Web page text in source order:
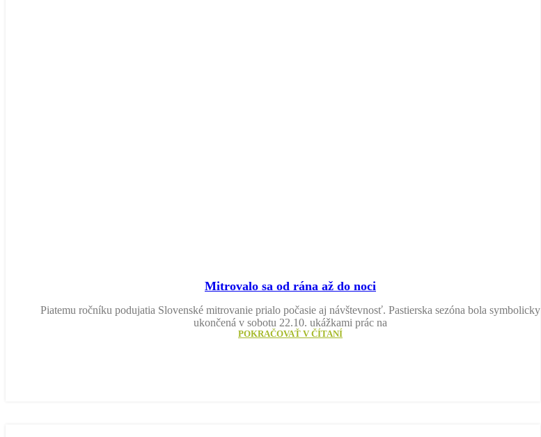
Mitrovalo sa od rána až do noci
Piatemu ročníku podujatia Slovenské mitrovanie prialo počasie aj návštevnosť. Pastierska sezóna bola symbolicky
ukončená v sobotu 22.10. ukážkami prác na
POKRAČOVAŤ V ČÍTANÍ